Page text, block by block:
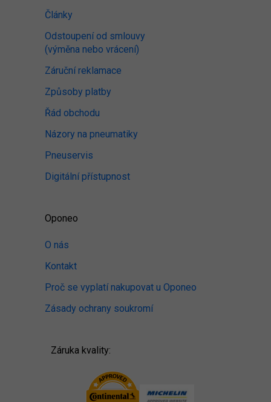
Články
Odstoupení od smlouvy
(výměna nebo vrácení)
Záruční reklamace
Způsoby platby
Řád obchodu
Názory na pneumatiky
Pneuservis
Digitální přístupnost
Oponeo
O nás
Kontakt
Proč se vyplatí nakupovat u Oponeo
Zásady ochrany soukromí
Záruka kvality: